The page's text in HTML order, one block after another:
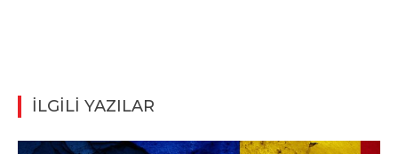
İLGİLİ YAZILAR